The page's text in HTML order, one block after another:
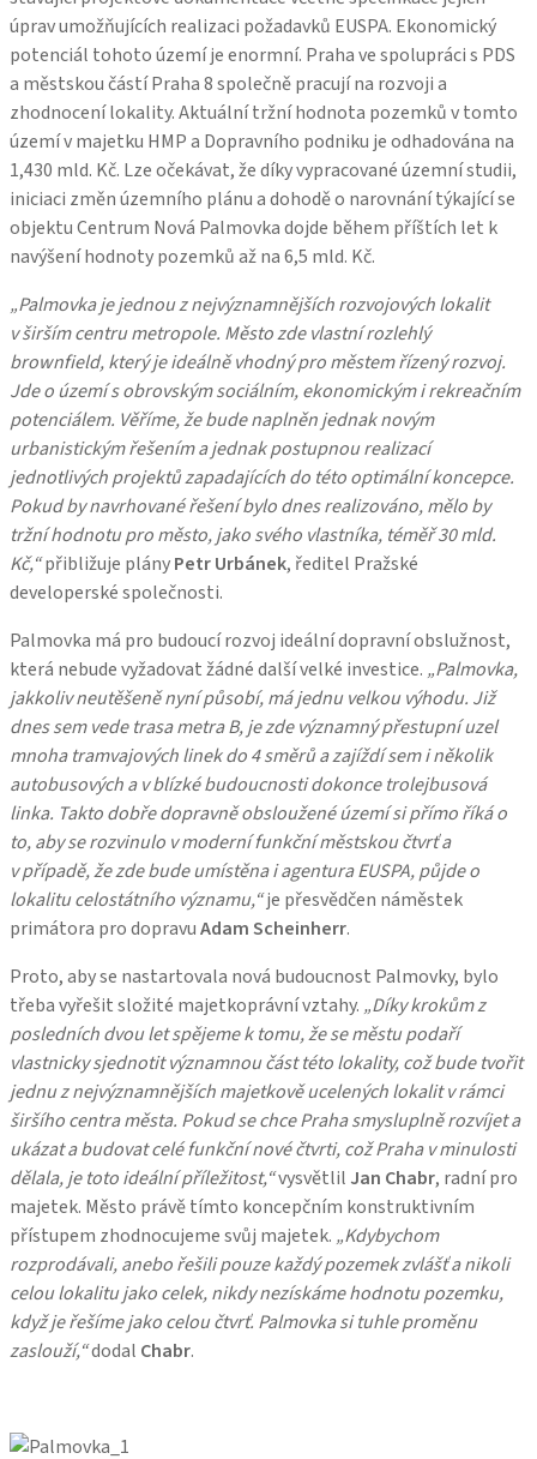
úprav umožňujících realizaci požadavků EUSPA. Ekonomický
potenciál tohoto území je enormní. Praha ve spolupráci s PDS
a městskou částí Praha 8 společně pracují na rozvoji a
zhodnocení lokality. Aktuální tržní hodnota pozemků v tomto
území v majetku HMP a Dopravního podniku je odhadována na
1,430 mld. Kč. Lze očekávat, že díky vypracované územní studii,
iniciaci změn územního plánu a dohodě o narovnání týkající se
objektu Centrum Nová Palmovka dojde během příštích let k
navýšení hodnoty pozemků až na 6,5 mld. Kč.
„Palmovka je jednou z nejvýznamnějších rozvojových lokalit
v širším centru metropole. Město zde vlastní rozlehlý
brownfield, který je ideálně vhodný pro městem řízený rozvoj.
Jde o území s obrovským sociálním, ekonomickým i rekreačním
potenciálem. Věříme, že bude naplněn jednak novým
urbanistickým řešením a jednak postupnou realizací
jednotlivých projektů zapadajících do této optimální koncepce.
Pokud by navrhované řešení bylo dnes realizováno, mělo by
tržní hodnotu pro město, jako svého vlastníka, téměř 30 mld.
Kč,“přibližuje plányPetr Urbánek, ředitel Pražské
developerské společnosti.
Palmovka má pro budoucí rozvoj ideální dopravní obslužnost,
která nebude vyžadovat žádné další velké investice. „Palmovka,
jakkoliv neutěšeně nyní působí, má jednu velkou výhodu. Již
dnes sem vede trasa metra B, je zde významný přestupní uzel
mnoha tramvajových linek do 4 směrů a zajíždí sem i několik
autobusových a v blízké budoucnosti dokonce trolejbusová
linka. Takto dobře dopravně obsloužené území si přímo říká o
to, aby se rozvinulo v moderní funkční městskou čtvrť a
v případě, že zde bude umístěna i agentura EUSPA, půjde o
lokalitu celostátního významu,“je přesvědčen náměstek
primátora pro dopravuAdam Scheinherr.
Proto, aby se nastartovala nová budoucnost Palmovky, bylo
třeba vyřešit složité majetkoprávní vztahy. „Díky krokům z
posledních dvou let spějeme k tomu, že se městu podaří
vlastnicky sjednotit významnou část této lokality, což bude tvořit
jednu z nejvýznamnějších majetkově ucelených lokalit v rámci
širšího centra města. Pokud se chce Praha smysluplně rozvíjet a
ukázat a budovat celé funkční nové čtvrti, což Praha v minulosti
dělala, je toto ideální příležitost,“vysvětlil Jan Chabr, radní pro
majetek. Město právě tímto koncepčním konstruktivním
přístupem zhodnocujeme svůj majetek. „Kdybychom
rozprodávali, anebo řešili pouze každý pozemek zvlášť a nikoli
celou lokalitu jako celek, nikdy nezískáme hodnotu pozemku,
když je řešíme jako celou čtvrť. Palmovka si tuhle proměnu
zaslouží,“dodal Chabr.